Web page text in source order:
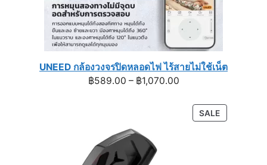
UNEED กล้องวงจรปิดหลอดไฟ ไร้สายไม่ใช้เน็ต
฿589.00 – ฿1,070.00Price
฿589.00
through
SALEPRODUCT
ON